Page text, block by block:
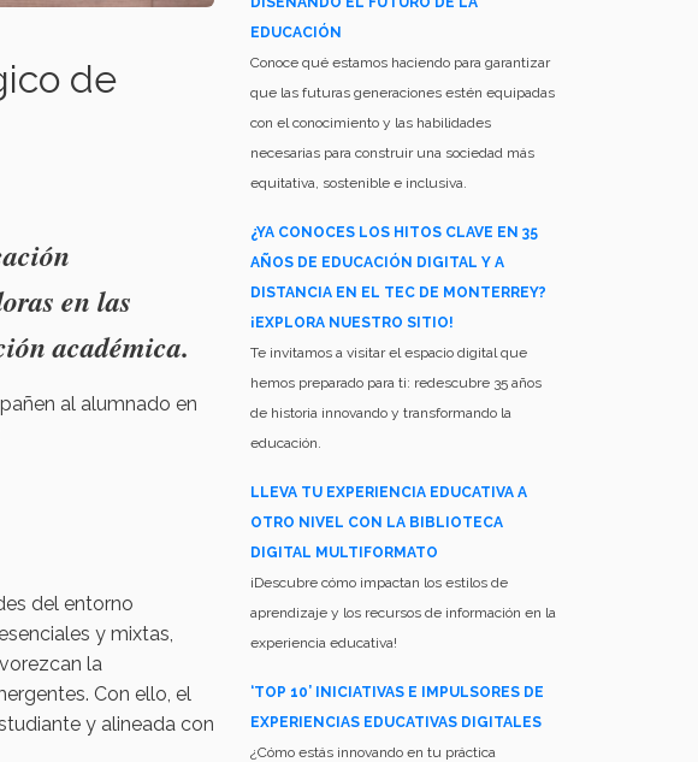
de
en las
académica.
al alumnado en
del entorno
y mixtas,
la
Con ello, el
y alineada con
EDUCACIÓN
Conoce qué estamos haciendo para garantizar
que las futuras generaciones estén equipadas
con el conocimiento y las habilidades
necesarias para construir una sociedad más
equitativa, sostenible e inclusiva.
¿YA CONOCES LOS HITOS CLAVE EN 35
AÑOS DE EDUCACIÓN DIGITAL Y A
DISTANCIA EN EL TEC DE MONTERREY?
¡EXPLORA NUESTRO SITIO!
Te invitamos a visitar el espacio digital que
hemos preparado para ti: redescubre 35 años
de historia innovando y transformando la
educación.
LLEVA TU EXPERIENCIA EDUCATIVA A
OTRO NIVEL CON LA BIBLIOTECA
DIGITAL MULTIFORMATO
¡Descubre cómo impactan los estilos de
aprendizaje y los recursos de información en la
experiencia educativa!
‘TOP 10’ INICIATIVAS E IMPULSORES DE
EXPERIENCIAS EDUCATIVAS DIGITALES
¿Cómo estás innovando en tu práctica